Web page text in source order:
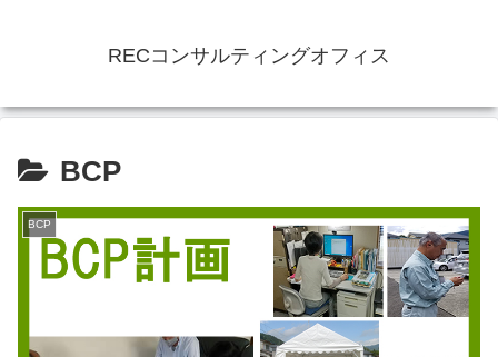
RECコンサルティングオフィス
BCP
BCP